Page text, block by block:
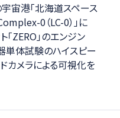
宙港「北海道スペース
0（LC-0）」に
ZERO」のエンジン
器単体試験のハイスピー
カメラによる可視化を